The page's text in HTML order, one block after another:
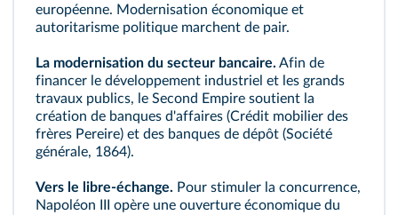
européenne. Modernisation économique et
autoritarisme politique marchent de pair.
La modernisation du secteur bancaire. Afin de
financer le développement industriel et les grands
travaux publics, le Second Empire soutient la
création de banques d'affaires (Crédit mobilier des
frères Pereire) et des banques de dépôt (Société
générale, 1864).
Vers le libre-échange. Pour stimuler la concurrence,
Napoléon III opère une ouverture économique du